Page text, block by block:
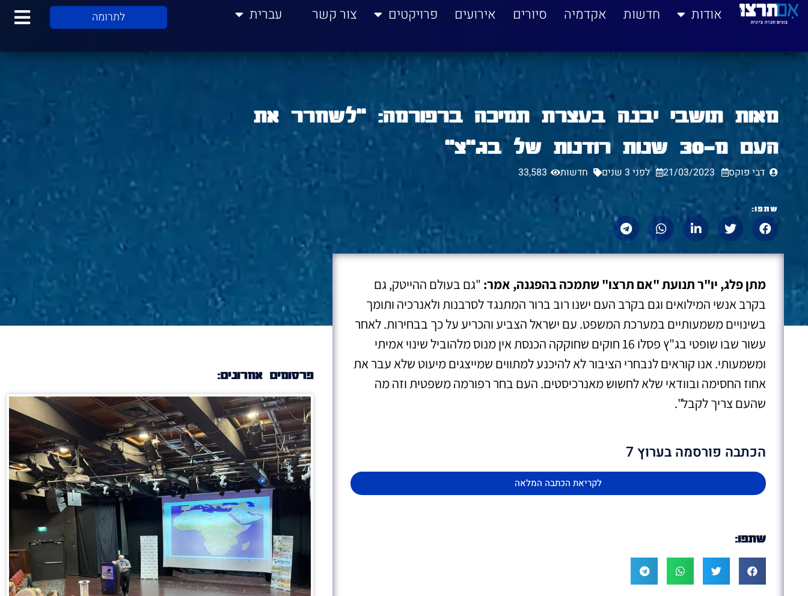
לתוכן אודות חדשות אקדמיה סיורים אירועים פרויקטים צור קשר עברית לתרומה
מאות תושבי יבנה בעצרת תמיכה ברפורמה: "לשחרר את
העם מ-30 שנות רודנות של בג"צ"
דבי פוקס 21/03/2023 לפני 3 שנים חדשות 33,583
שתפו:
מתן פלג, יו"ר תנועת "אם תרצו" שתמכה בהפגנה, אמר: "גם בעולם ההייטק, גם
בקרב אנשי המילואים וגם בקרב העם ישנו רוב ברור המתנגד לסרבנות ולאנרכיה ותומך
בשינויים משמעותיים במערכת המשפט. עם ישראל הצביע והכריע על כך בבחירות. לאחר
עשור שבו שופטי בג"ץ פסלו 16 חוקים שחוקקה הכנסת אין מנוס מלהוביל שינוי אמיתי
ומשמעותי. אנו קוראים לנבחרי הציבור לא להיכנע למתווים שמייצגים מיעוט שלא עבר את
אחוז החסימה ובוודאי שלא לחשוש מאנרכיסטים. העם בחר רפורמה משפטית וזה מה
שהעם צריך לקבל".
הכתבה פורסמה בערוץ 7
לקריאת הכתבה המלאה
שתפו:
פרסומים אחרונים: